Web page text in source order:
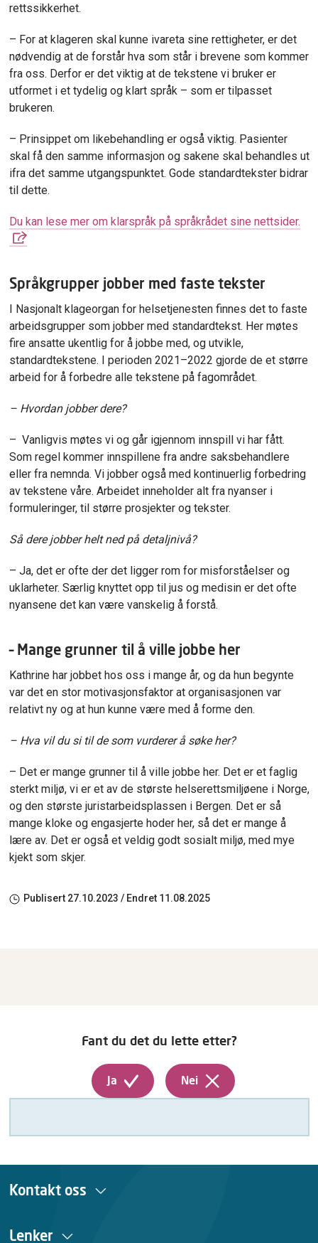
rettssikkerhet.
– For at klageren skal kunne ivareta sine rettigheter, er det
nødvendig at de forstår hva som står i brevene som kommer
fra oss. Derfor er det viktig at de tekstene vi bruker er
utformet i et tydelig og klart språk – som er tilpasset
brukeren.
– Prinsippet om likebehandling er også viktig. Pasienter
skal få den samme informasjon og sakene skal behandles ut
ifra det samme utgangspunktet. Gode standardtekster bidrar
til dette.
Du kan lese mer om klarspråk på språkrådet sine nettsider.
Språkgrupper jobber med faste tekster
I Nasjonalt klageorgan for helsetjenesten finnes det to faste
arbeidsgrupper som jobber med standardtekst. Her møtes
fire ansatte ukentlig for å jobbe med, og utvikle,
standardtekstene. I perioden 2021–2022 gjorde de et større
arbeid for å forbedre alle tekstene på fagområdet.
– Hvordan jobber dere?
– Vanligvis møtes vi og går igjennom innspill vi har fått.
Som regel kommer innspillene fra andre saksbehandlere
eller fra nemnda. Vi jobber også med kontinuerlig forbedring
av tekstene våre. Arbeidet inneholder alt fra nyanser i
formuleringer, til større prosjekter og tekster.
Så dere jobber helt ned på detaljnivå?
– Ja, det er ofte der det ligger rom for misforståelser og
uklarheter. Særlig knyttet opp til jus og medisin er det ofte
nyansene det kan være vanskelig å forstå.
– Mange grunner til å ville jobbe her
Kathrine har jobbet hos oss i mange år, og da hun begynte
var det en stor motivasjonsfaktor at organisasjonen var
relativt ny og at hun kunne være med å forme den.
– Hva vil du si til de som vurderer å søke her?
– Det er mange grunner til å ville jobbe her. Det er et faglig
sterkt miljø, vi er et av de største helserettsmiljøene i Norge,
og den største juristarbeidsplassen i Bergen. Det er så
mange kloke og engasjerte hoder her, så det er mange å
lære av. Det er også et veldig godt sosialt miljø, med mye
kjekt som skjer.
Publisert 27.10.2023 / Endret 11.08.2025
Fant du det du lette etter?
Ja Nei
Kontakt oss
Lenker